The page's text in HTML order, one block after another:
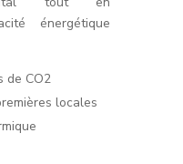
énergétique
de CO2
locales